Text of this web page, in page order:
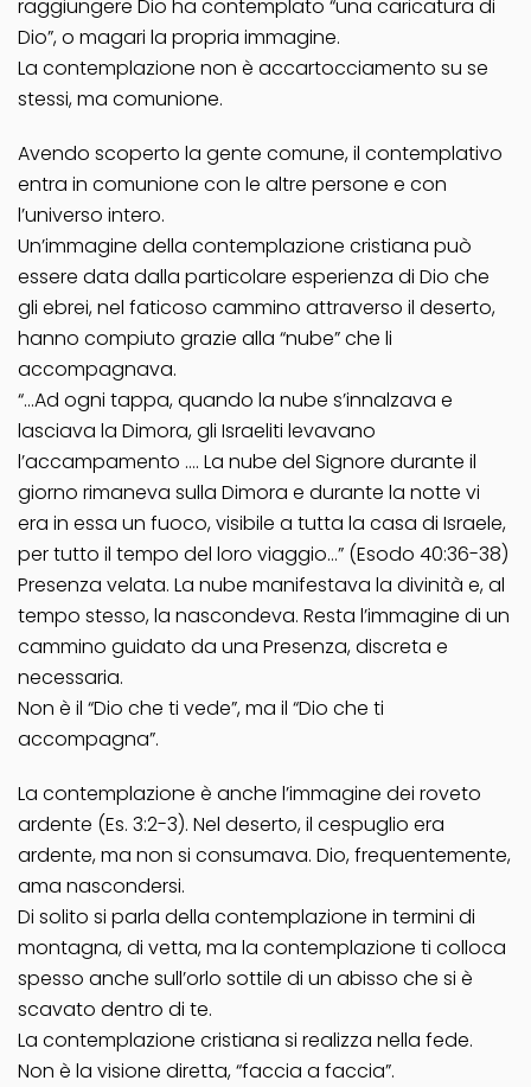
raggiungere Dio ha contemplato “una caricatura di
Dio”, o magari la propria immagine.
La contemplazione non è accartocciamento su se
stessi, ma comunione.
Avendo scoperto la gente comune, il contemplativo
entra in comunione con le altre persone e con
l’universo intero.
Un’immagine della contemplazione cristiana può
essere data dalla particolare esperienza di Dio che
gli ebrei, nel faticoso cammino attraverso il deserto,
hanno compiuto grazie alla “nube” che li
accompagnava.
“…Ad ogni tappa, quando la nube s’innalzava e
lasciava la Dimora, gli Israeliti levavano
l’accampamento …. La nube del Signore durante il
giorno rimaneva sulla Dimora e durante la notte vi
era in essa un fuoco, visibile a tutta la casa di Israele,
per tutto il tempo del loro viaggio…” (Esodo 40:36-38)
Presenza velata. La nube manifestava la divinità e, al
tempo stesso, la nascondeva. Resta l’immagine di un
cammino guidato da una Presenza, discreta e
necessaria.
Non è il “Dio che ti vede”, ma il “Dio che ti
accompagna”.
La contemplazione è anche l’immagine dei roveto
ardente (Es. 3:2-3). Nel deserto, il cespuglio era
ardente, ma non si consumava. Dio, frequentemente,
ama nascondersi.
Di solito si parla della contemplazione in termini di
montagna, di vetta, ma la contemplazione ti colloca
spesso anche sull’orlo sottile di un abisso che si è
scavato dentro di te.
La contemplazione cristiana si realizza nella fede.
Non è la visione diretta, “faccia a faccia”.